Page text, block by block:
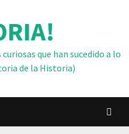
que han sucedido a lo
de la Historia)